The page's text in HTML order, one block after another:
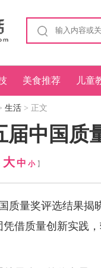
美食推荐 儿童
生活 > 正文
届中国质
大 中 小】
质量奖评选结果
借质量创新实践